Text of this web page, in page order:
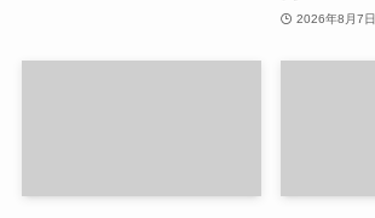
2026年8月7日